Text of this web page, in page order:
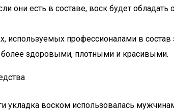
они есть в составе, воск будет
используемых профессионалами в
более здоровыми, плотными и красивыми.
укладка воском использовалась